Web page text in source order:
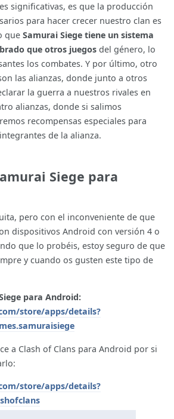
significativas, es que la producción
para hacer crecer nuestro clan es
que Samurai Siege tiene un sistema
que otros juegos del género, lo
los combates. Y por último, otro
las alianzas, donde junto a otros
la guerra a nuestros rivales en
alianzas, donde si salimos
recompensas especiales para
de la alianza.
Siege para
pero con el inconveniente de que
dispositivos Android con versión 4 o
que lo probéis, estoy seguro de que
y cuando os gusten este tipo de
para Android:
store/apps/details?
a Clash of Clans para Android por si
store/apps/details?